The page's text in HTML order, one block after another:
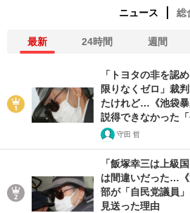
ニュース 総
最新 24時間 週間
「トヨタの非を認
限りなくゼロ」裁
たけれど…《池袋
説得できなかった「
守田 哲
「飯塚幸三は上級
は間違いだった…
部が「自民党議員
見送った理由